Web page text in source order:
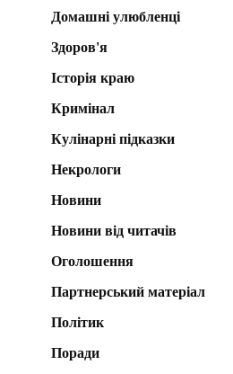
Домашні улюбленці
Здоров'я
Історія краю
Кримінал
Кулінарні підказки
Некрологи
Новини
Новини від читачів
Оголошення
Партнерський матеріал
Політик
Поради